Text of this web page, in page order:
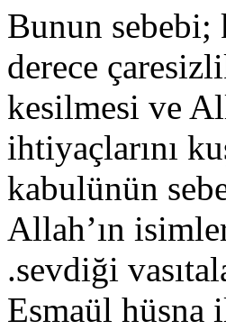
Bunun sebebi;
derece
kesilmesi ve
ihtiyaçlarını
kabulünün
Allah’ın
.sevdiği
Esmaül hüsna